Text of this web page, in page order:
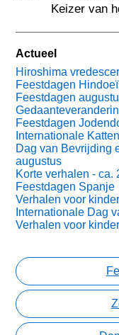
Keizer van
Actueel
Hiroshima
Feestdagen
Feestdagen
Feestdagen
Internationale
Dag van Bevrijding
augustus
Korte verhalen - ca.
Feestdagen Spanje
Verhalen voor
Internationale Dag
Verhalen voor